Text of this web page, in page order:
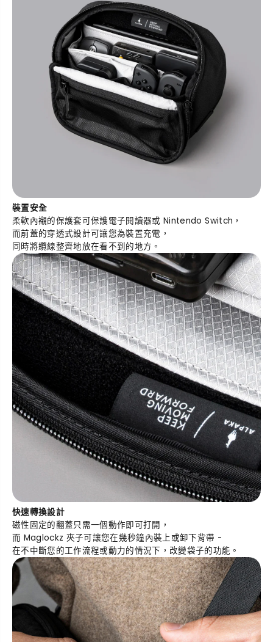
裝置安全
柔軟內襯的保護套可保護電子閱讀器或 Nintendo Switch，
而前蓋的穿透式設計可讓您為裝置充電，
同時將纜線整齊地放在看不到的地方。
快速轉換設計
磁性固定的翻蓋只需一個動作即可打開，
而 Maglockz 夾子可讓您在幾秒鐘內裝上或卸下背帶 -
在不中斷您的工作流程或動力的情況下，改變袋子的功能。